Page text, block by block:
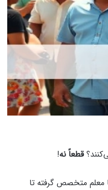
قطعاً نه!
معلم متخصص گرفته تا